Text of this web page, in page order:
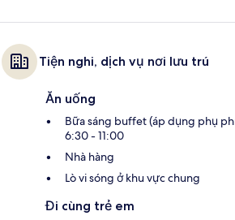
Tiện nghi, dịch vụ nơi lưu trú
Ăn uống
Bữa sáng buffet (áp dụng phụ
6:30 - 11:00
Nhà hàng
Lò vi sóng ở khu vực chung
Đi cùng trẻ em